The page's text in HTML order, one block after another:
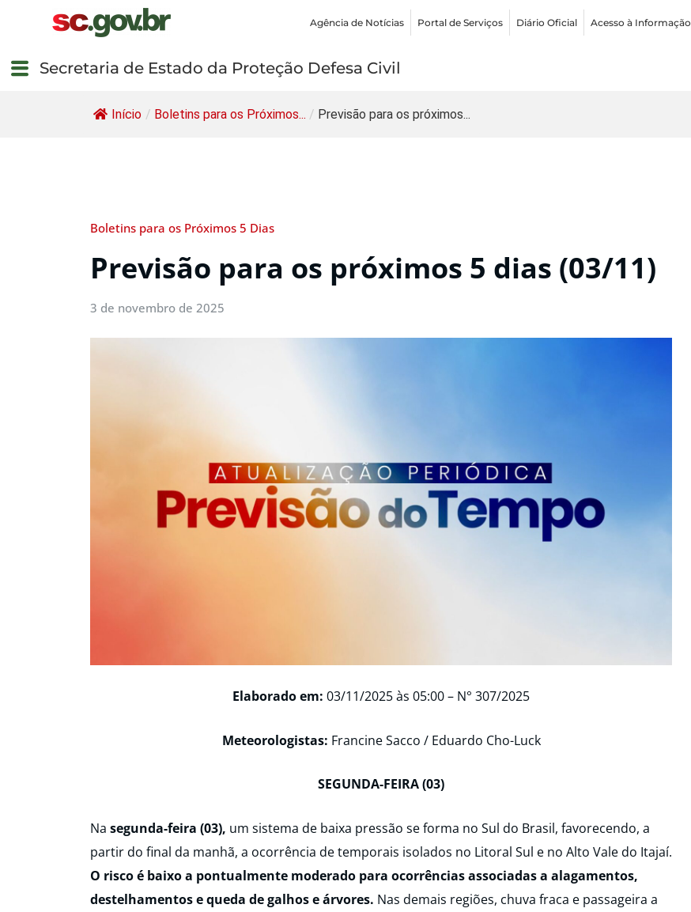
Agência de Notícias Portal de Serviços Diário Oficial Acesso à Informação
Secretaria de Estado da Proteção Defesa Civil
Início / Boletins para os Próximos... / Previsão para os próximos...
Boletins para os Próximos 5 Dias
Previsão para os próximos 5 dias (03/11)
3 de novembro de 2025
Elaborado em: 03/11/2025 às 05:00 – N° 307/2025
Meteorologistas: Francine Sacco / Eduardo Cho-Luck
SEGUNDA-FEIRA (03)
Na segunda-feira (03), um sistema de baixa pressão se forma no Sul do Brasil, favorecendo, a
partir do final da manhã, a ocorrência de temporais isolados no Litoral Sul e no Alto Vale do Itajaí.
O risco é baixo a pontualmente moderado para ocorrências associadas a alagamentos,
destelhamentos e queda de galhos e árvores. Nas demais regiões, chuva fraca e passageira a